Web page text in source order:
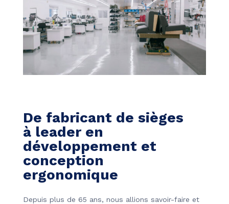
De fabricant de sièges
à leader en
développement et
conception
ergonomique
Depuis plus de 65 ans, nous allions savoir-faire et